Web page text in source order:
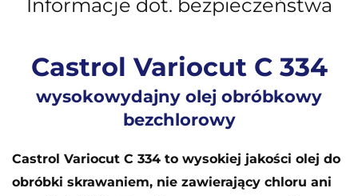
Informacje dot. bezpieczeństwa
Castrol Variocut C 334
wysokowydajny olej obróbkowy
bezchlorowy
Castrol Variocut C 334 to wysokiej jakości olej do
obróbki skrawaniem, nie zawierający chloru ani